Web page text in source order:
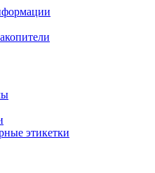
этикетки